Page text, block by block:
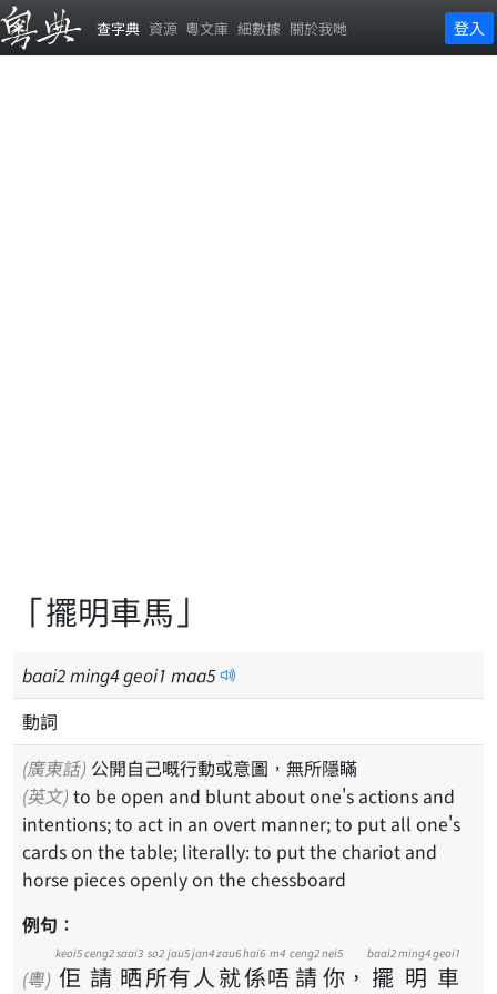
查字典 資源 粵文庫 細數據 關於我哋 登入
「擺明車馬」
baai2ming4geoi1 maa5
動詞
(廣東話) 公開自己嘅行動或意圖，無所隱瞞
(英文)
intentions; to act in an overt manner; to put all one's
cards on the table; literally: to put the chariot and
horse pieces openly on the chessboard
例句：
(粵) 佢
keoi5
請
ceng2
晒
saai3
所
so2
有
jau5
人
jan4
就
zau6
係
hai6
唔
m4
請
ceng2
你
nei5
， 擺
baai2
明
ming4
車
geoi1